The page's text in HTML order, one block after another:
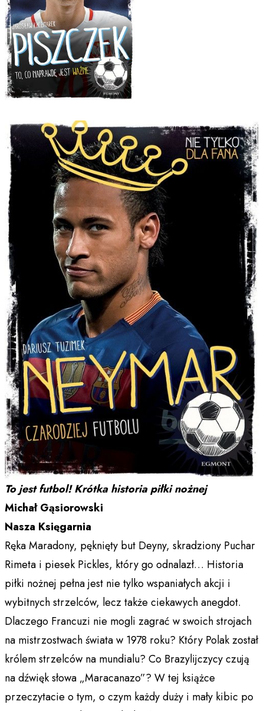
To jest futbol! Krótka historia piłki nożnej
Michał Gąsiorowski
Nasza Księgarnia
Ręka Maradony, pęknięty but Deyny, skradziony Puchar
Rimeta i piesek Pickles, który go odnalazł… Historia
piłki nożnej pełna jest nie tylko wspaniałych akcji i
wybitnych strzelców, lecz także ciekawych anegdot.
Dlaczego Francuzi nie mogli zagrać w swoich strojach
na mistrzostwach świata w 1978 roku? Który Polak został
królem strzelców na mundialu? Co Brazylijczycy czują
na dźwięk słowa „Maracanazo”? W tej książce
przeczytacie o tym, o czym każdy duży i mały kibic po